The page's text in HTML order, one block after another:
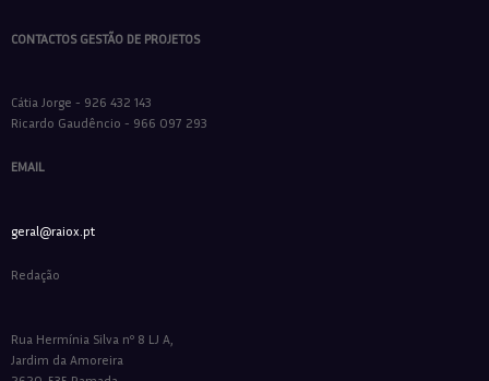
CONTACTOS GESTÃO DE PROJETOS
Cátia Jorge - 926 432 143
Ricardo Gaudêncio - 966 097 293
EMAIL
geral@raiox.pt
Redação
Rua Hermínia Silva nº 8 LJ A,
Jardim da Amoreira